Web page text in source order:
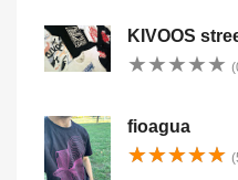
KIVOOS
★★★★★
★★★★★
fioagua
★★★★★
★★★★★